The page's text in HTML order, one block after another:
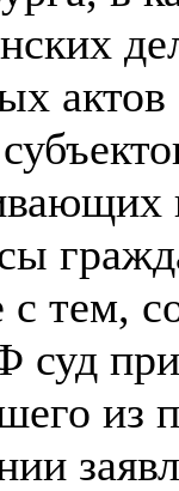
актов
тем,
из